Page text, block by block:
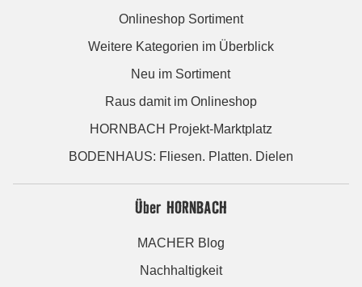
Onlineshop Sortiment
Weitere Kategorien im Überblick
Neu im Sortiment
Raus damit im Onlineshop
HORNBACH Projekt-Marktplatz
BODENHAUS: Fliesen. Platten. Dielen
Über HORNBACH
MACHER Blog
Nachhaltigkeit